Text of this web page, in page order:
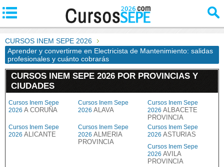
CURSOS INEM SEPE 2026
Aprender y convertirme en Electricista de Mantenimiento: salidas
profesionales y cuánto cobrarás
CURSOS INEM SEPE 2026 POR PROVINCIAS Y
CIUDADES
Cursos Inem Sepe
2026 A CORUÑA
Cursos Inem Sepe
2026 ALAVA
Cursos Inem Sepe
2026 ALBACETE
PROVINCIA
Cursos Inem Sepe
2026 ALICANTE
Cursos Inem Sepe
2026 ALMERIA
PROVINCIA
Cursos Inem Sepe
2026 ASTURIAS
Cursos Inem Sepe
2026 AVILA
PROVINCIA